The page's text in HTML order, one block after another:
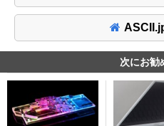
次にお勧